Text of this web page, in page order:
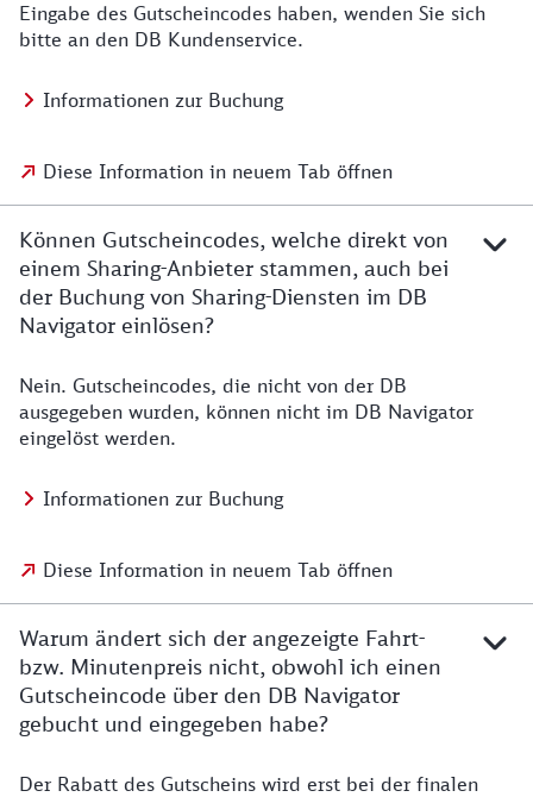
Eingabe des Gutscheincodes haben, wenden Sie sich
bitte an den DB Kundenservice.
Informationen zur Buchung
Diese Information in neuem Tab öffnen
Können Gutscheincodes, welche direkt von
einem Sharing-Anbieter stammen, auch bei
der Buchung von Sharing-Diensten im DB
Navigator einlösen?
Nein. Gutscheincodes, die nicht von der DB
ausgegeben wurden, können nicht im DB Navigator
eingelöst werden.
Informationen zur Buchung
Diese Information in neuem Tab öffnen
Warum ändert sich der angezeigte Fahrt-
bzw. Minutenpreis nicht, obwohl ich einen
Gutscheincode über den DB Navigator
gebucht und eingegeben habe?
Der Rabatt des Gutscheins wird erst bei der finalen